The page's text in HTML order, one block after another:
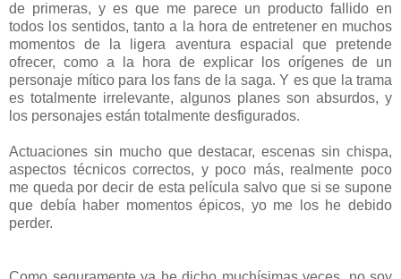
de primeras, y es que me parece un producto fallido en
todos los sentidos, tanto a la hora de entretener en muchos
momentos de la ligera aventura espacial que pretende
ofrecer, como a la hora de explicar los orígenes de un
personaje mítico para los fans de la saga. Y es que la trama
es totalmente irrelevante, algunos planes son absurdos, y
los personajes están totalmente desfigurados.
Actuaciones sin mucho que destacar, escenas sin chispa,
aspectos técnicos correctos, y poco más, realmente poco
me queda por decir de esta película salvo que si se supone
que debía haber momentos épicos, yo me los he debido
perder.